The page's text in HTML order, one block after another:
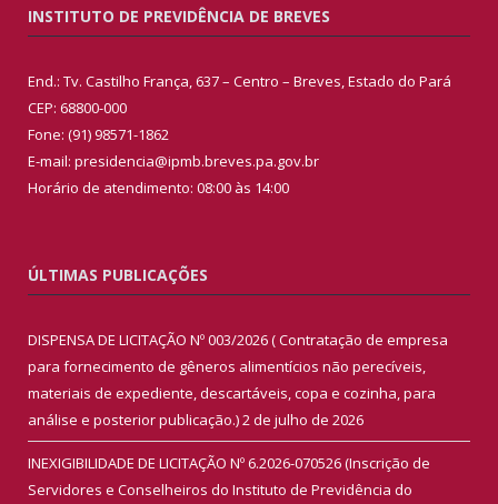
INSTITUTO DE PREVIDÊNCIA DE BREVES
End.: Tv. Castilho França, 637 – Centro – Breves, Estado do Pará
CEP: 68800-000
Fone: (91) 98571-1862
E-mail: presidencia@ipmb.breves.pa.gov.br
Horário de atendimento: 08:00 às 14:00
ÚLTIMAS PUBLICAÇÕES
DISPENSA DE LICITAÇÃO Nº 003/2026 ( Contratação de empresa
para fornecimento de gêneros alimentícios não perecíveis,
materiais de expediente, descartáveis, copa e cozinha, para
análise e posterior publicação.)2 de julho de 2026
INEXIGIBILIDADE DE LICITAÇÃO Nº 6.2026-070526 (Inscrição de
Servidores e Conselheiros do Instituto de Previdência do